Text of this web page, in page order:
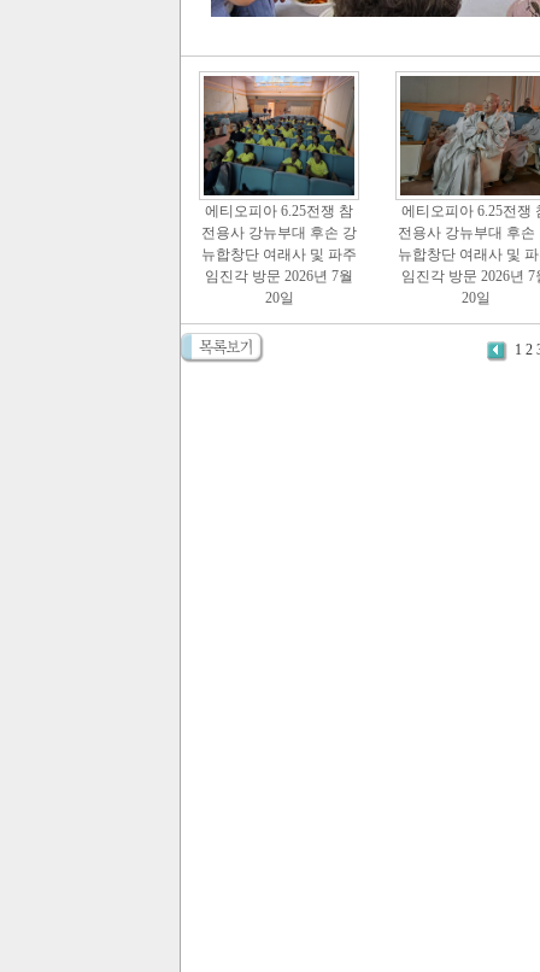
에티오피아 6.25전쟁 참
전용사 강뉴부대 후손 강
뉴합창단 여래사 및 파주
임진각 방문 2026년 7월
20일
에티오피아 6.25전쟁
전용사 강뉴부대 후손
뉴합창단 여래사 및
임진각 방문 2026년 7
20일
1 2